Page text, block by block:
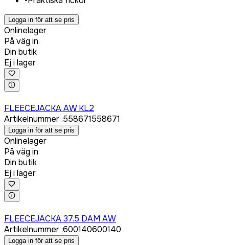
Logga in för att se pris
Onlinelager
På väg in
Din butik
Ej i lager
FLEECEJACKA AW KL2
Artikelnummer:558671558671
Logga in för att se pris
Onlinelager
På väg in
Din butik
Ej i lager
FLEECEJACKA 37.5 DAM AW
Artikelnummer:600140600140
Logga in för att se pris